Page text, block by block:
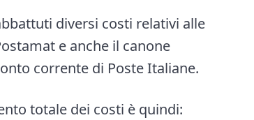
diversi costi relativi alle
e anche il canone
corrente di Poste Italiane.
totale dei costi è quindi: